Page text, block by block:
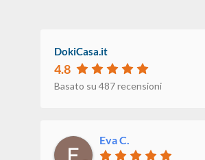
DokiCasa.it
4.8
Basato su 487 recensioni
Eva C.